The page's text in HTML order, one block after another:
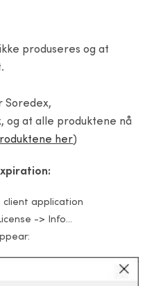
produseres og at
Soredex,
og at alle produktene nå
her)
client application
-> Info…